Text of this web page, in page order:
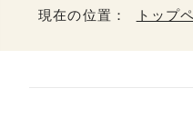
現在の位置： トップ